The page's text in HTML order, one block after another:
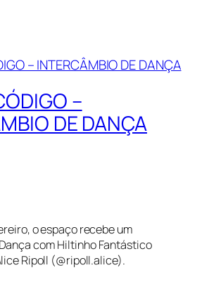
–
DE DANÇA
o espaço recebe um
com Hiltinho Fantástico
Ripoll (@ripoll.alice).